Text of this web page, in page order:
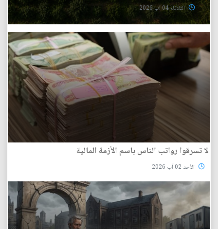
الثلاثاء 04 آب 2026
لا تسرقوا رواتب الناس باسم الأزمة المالية
الأحد 02 آب 2026